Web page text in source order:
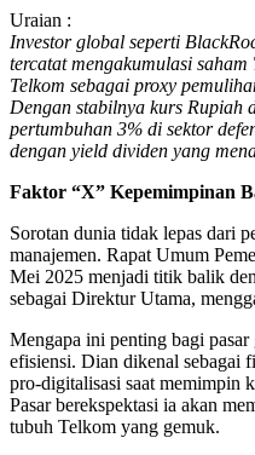
Uraian :
Investor global seperti
tercatat mengakumulasi
Telkom sebagai proxy
Dengan stabilnya kurs Rupiah
pertumbuhan 3% di sektor
dengan yield dividen yang
Faktor “X” Kepemimpinan
Sorotan dunia tidak lepas dari
manajemen. Rapat Umum
Mei 2025 menjadi titik balik
sebagai Direktur Utama,
Mengapa ini penting bagi
efisiensi. Dian dikenal sebagai
pro-digitalisasi saat memimpin
Pasar berekspektasi ia akan
tubuh Telkom yang gemuk.